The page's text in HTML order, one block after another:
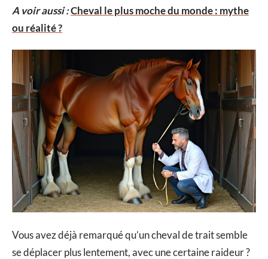
A voir aussi :Cheval le plus moche du monde : mythe
ou réalité ?
Vous avez déjà remarqué qu’un cheval de trait semble
se déplacer plus lentement, avec une certaine raideur ?